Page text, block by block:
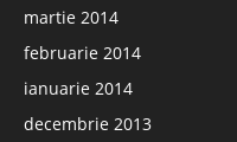
martie 2014
februarie 2014
ianuarie 2014
decembrie 2013